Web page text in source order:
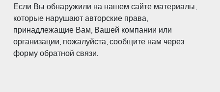
Если Вы обнаружили на нашем сайте материалы,
которые нарушают авторские права,
принадлежащие Вам, Вашей компании или
организации, пожалуйста, сообщите нам через
форму обратной связи.